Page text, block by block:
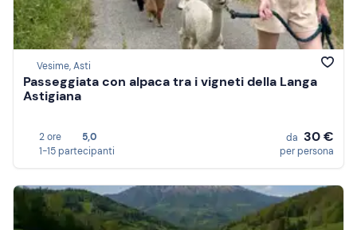
Vesime, Asti
Passeggiata con alpaca tra i vigneti della Langa
Astigiana
2 ore
5,0
1-15 partecipanti
da 30 €
per persona